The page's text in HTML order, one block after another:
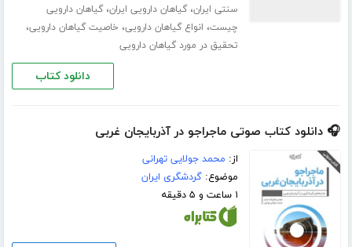
سنتی ایران،گیاهان دارویی ایران،گیاهان دارویی
چیست، انواع گیاهان دارویی، خاصیت گیاهان دارویی،
تحقیق در مورد گیاهان دارویی
دانلود کتاب
🎧 دانلود کتاب صوتی ماجراجو در آذربایجان غربی
از: محمد جولایی تهرانی
موضوع:گردشگری ایران
۱ ساعت و ۵ دقیقه